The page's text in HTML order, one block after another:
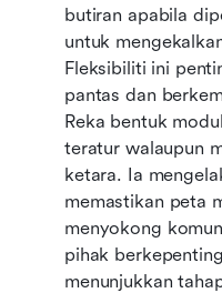
butiran apabila
untuk
Fleksibiliti ini
pantas dan
Reka bentuk
teratur walaupun
ketara. Ia
memastikan peta
menyokong
pihak
menunjukkan